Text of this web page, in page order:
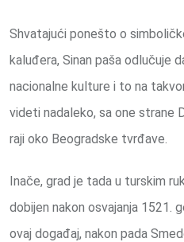
Shvatajući ponešto o
kaluđera, Sinan paša odlučuje
nacionalne kulture i to na
videti nadaleko, sa one strane
raji oko Beogradske tvrđave.
Inače, grad je tada u turskim
dobijen nakon osvajanja 1521.
ovaj događaj, nakon pada